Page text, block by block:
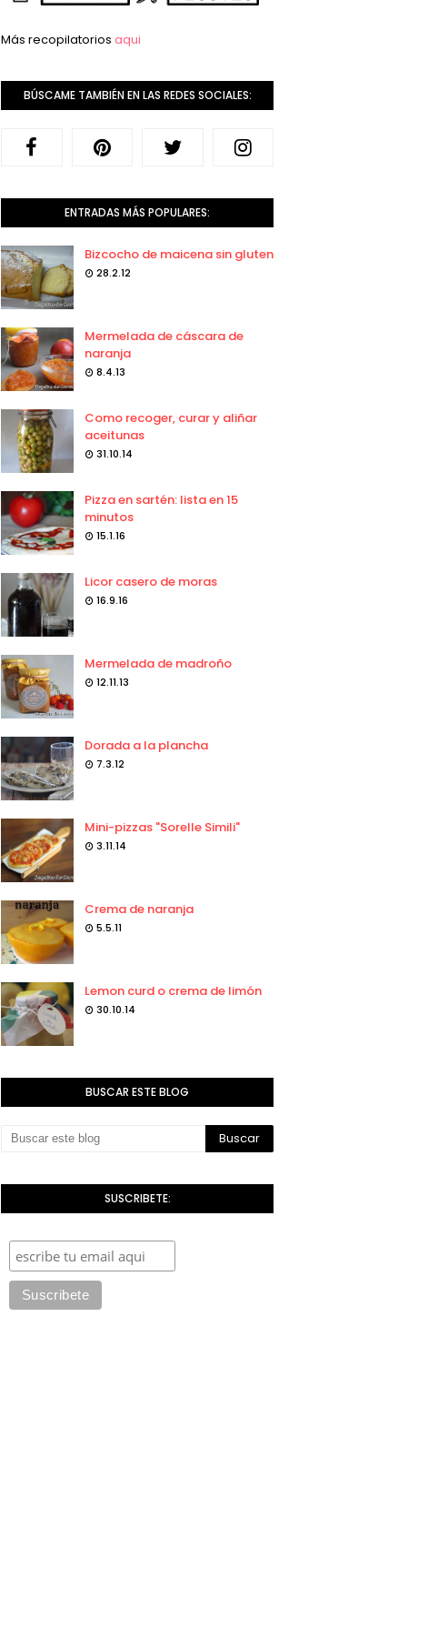
Más recopilatorios aqui
BÚSCAME TAMBIÉN EN LAS REDES SOCIALES:
ENTRADAS MÁS POPULARES:
Bizcocho de maicena sin gluten
28.2.12
Mermelada de cáscara de
naranja
8.4.13
Como recoger, curar y aliñar
aceitunas
31.10.14
Pizza en sartén: lista en 15
minutos
15.1.16
Licor casero de moras
16.9.16
Mermelada de madroño
12.11.13
Dorada a la plancha
7.3.12
Mini-pizzas "Sorelle Simili"
3.11.14
Crema de naranja
5.5.11
Lemon curd o crema de limón
30.10.14
BUSCAR ESTE BLOG
SUSCRIBETE: